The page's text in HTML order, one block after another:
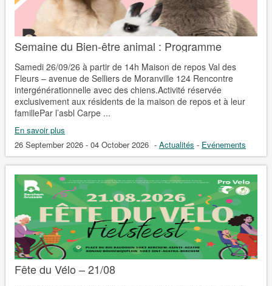
Semaine du Bien-être animal : Programme
Samedi 26/09/26 à partir de 14h Maison de repos Val des
Fleurs – avenue de Selliers de Moranville 124 Rencontre
intergénérationnelle avec des chiens.Activité réservée
exclusivement aux résidents de la maison de repos et à leur
famillePar l’asbl Carpe ...
En savoir plus
26 September 2026 - 04 October 2026 - Actualités - Evénements
Fête du Vélo – 21/08